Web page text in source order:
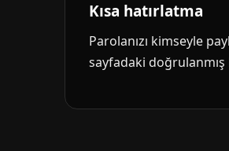
Kısa hatırlatma
Parolanızı kimseyle
sayfadaki doğrulanmış